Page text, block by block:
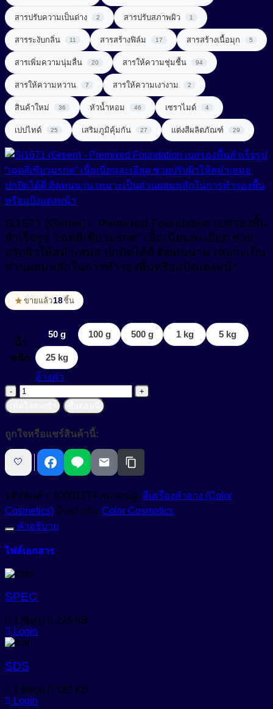
สารช่วยให้ผิวกระชับ (Firming Agent)
สารช่วยให้ผิวผ่อนคลาย (Soothing Agent)
สารทำความสะอาด (Surfactant)
Amino Acid Surfactant
Amphoteric Surfactant
Anionic Surfactant
Cationic Surfactant
Non-ionic Surfactant
สารทำละลาย (Solvent)
สารปรับ pH (pH adjust)
สารปรับความนุ่มลื่น (Conditioning Agent)
สารปรับเนื้อสัมผัสเนียนนุ่ม (Smoothness)
สารผสาน (Emulsifier)
Cream Base (Emulsifier Wax)
O/W Emulsifier
W/O Emulsifier
W/Si Emulsifier
สารสร้างฟิล์ม (Film Forming Agent)
สารสร้างเนื้อมุก (Pearlizing Agent)
สารหล่อลื่น (Lubricant)
สารออกฤทธิ์ (Active)
Anti Acne
Anti Stress Repair
Anti- inflammatory
Anti-Aging Agent
Anti-Allergy
Anti-Bacteria
Anti-Dandruff
Anti-Hair Loss
Anti-Inflammation
Anti-Pigmentation
สารออกฤทธิ์ทางชีวภาพ (Bio Actives)
สารเพิ่มการละลาย (Solubilizer)
สารเพิ่มความข้น (Thickerner)
สารเพิ่มความข้น ในน้ำยาปรับผ้านุ่ม (Fabric Softener)
สารเพิ่มความข้นหนืด (Viscosity Controlling)
สารเพิ่มความขาวสว่าง (Optical Brightening Agent)
สารเพิ่มความทึบแสง (Opacifying Agent)
สารเพิ่มคุณสมบัติกันน้ำ (Waterproofing Agent)
Natural-Emollient
สารออกฤทธิ์ (Active)
สารเสริมโปรตีน (Protein Enhancer)
สารแต่งสี (Coloring)
สารให้ความหวาน (Sweetener)
เพิ่มสารอาหาร (Nutrient added)
สารปรับความเป็นด่าง 2 สารปรับสภาพผิว 1
สารระงับกลิ่น 11 สารสร้างฟิล์ม 17 สารสร้างเนื้อมุก 5
สารเพิ่มความนุ่มลื่น 20 สารให้ความชุ่มชื้น 94
สารให้ความหวาน 7 สารให้ความเงางาม 2
สินค้าใหม่ 36 หัวน้ำหอม 46 เซราไมด์ 4
เปปไทด์ 25 เสริมภูมิคุ้มกัน 27 แต่งสีผลิตภัณฑ์ 29
Si1671 (Green) – Premixed Foundation เบสรองพื้น
สำเร็จรูป “เฉดสีเขียวมรกต” เนื้อเนียนละเอียด ช่วย
ปรับผิวให้สม่ำเสมอ ปกปิดได้ดี ติดทนนาน เหมาะเป็น
ส่วนผสมหลักในการทำรองพื้นหรือแป้งแต่งหน้า
ขายแล้ว18ชิ้น
น้ำ
หนัก
50 g 100 g 500 g 1 kg 5 kg
25 kg
ล้างค่า
จำนวน
(Green)
-
Premixed
Foundation
เบส
รอง
พื้น
สำเร็จรูป
“เฉด
เขียว
เนียน
ละเอียด
ช่วย
ปรับ
ผิว
สม่ำเสมอ
ปกปิด
ถูกใจหรือแชร์สินค้านี้:
🤍
รหัสสินค้า: 10001374 หมวดหมู่: สีเครื่องสำอาง (Color
Cosmetics) ป้ายกำกับ: Color Cosmetics
คำอธิบาย
ไฟล์เอกสาร
SPEC
1 file(s)
225 KB
Login
SDS
1 file(s)
182 KB
Login